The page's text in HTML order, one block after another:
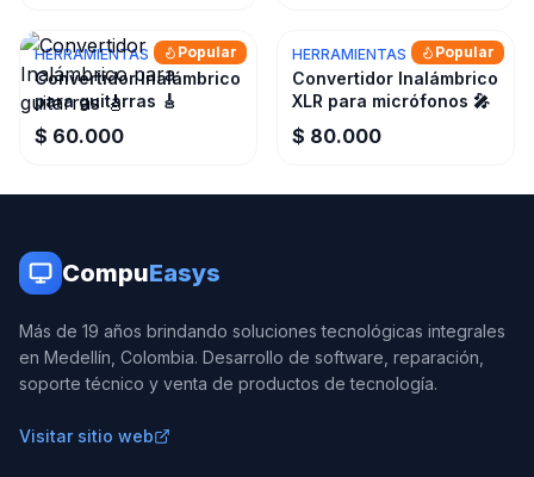
Popular
HERRAMIENTAS
Convertidor Inalámbrico
para guitarras 🎸
$ 60.000
Popular
HERRAMIENTAS
Convertidor Inalámbrico
XLR para micrófonos 🎤
$ 80.000
CompuEasys
Más de 19 años brindando soluciones tecnológicas integrales
en Medellín, Colombia. Desarrollo de software, reparación,
soporte técnico y venta de productos de tecnología.
Visitar sitio web